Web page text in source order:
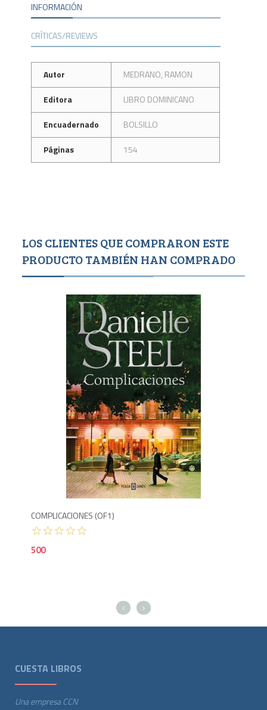
INFORMACIÓN
CRÍTICAS/REVIEWS
Autor
MEDRANO, RAMON
Editora
LIBRO DOMINICANO
Encuadernado
BOLSILLO
Páginas
154
LOS CLIENTES QUE COMPRARON ESTE
PRODUCTO TAMBIÉN HAN COMPRADO
COMPLICACIONES (OF1)
500
Agotado
CUESTA LIBROS
Una empresa CCN